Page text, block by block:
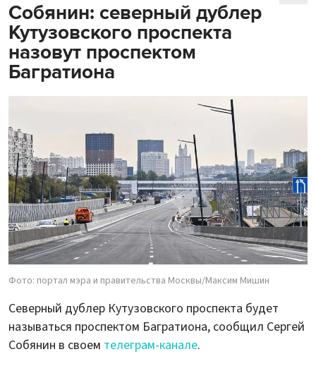
Собянин: северный дублер
Кутузовского проспекта
назовут проспектом
Багратиона
Фото: портал мэра и правительства Москвы/Максим Мишин
Северный дублер Кутузовского проспекта будет
называться проспектом Багратиона, сообщил Сергей
Собянин в своем телеграм-канале.